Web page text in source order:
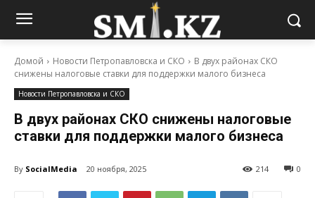
Домой Новости Петропавловска и СКО
В двух районах СКО
снижены налоговые ставки для поддержки малого бизнеса
Новости Петропавловска и СКО
В двух районах СКО снижены налоговые
ставки для поддержки малого бизнеса
By SocialMedia 20 ноября, 2025 0
214